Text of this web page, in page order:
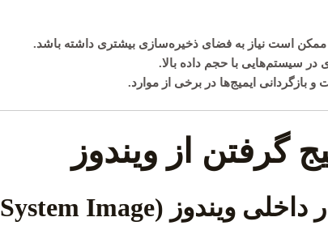
است نیاز به فضای ذخیره‌سازی بیشتری داشته باشد.
در سیستم‌هایی با حجم داده بالا.
و بازگردانی ایمیج‌ها در برخی از موارد.
گرفتن از ویندوز
۱٫ استفاده از ابزار داخلی ویندوز (System Image